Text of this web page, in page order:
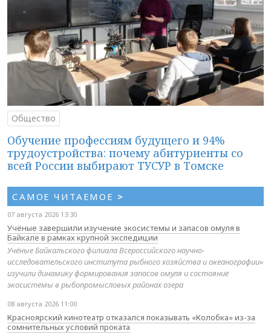
Общество
Обучение профессиям будущего и 94%
трудоустройства: почему абитуриенты со
всей России выбирают ТУСУР в Томске
САМОЕ ЧИТАЕМОЕ >
07 августа 2026 13:30
Учёные завершили изучение экосистемы и запасов омуля в
Байкале в рамках крупной экспедиции
Учёные Байкальского филиала Всероссийского научно-
исследовательского института рыбного хозяйства и океанографии»
изучили динамику формирования запасов омуля и состояние
экосистемы в рыбопромысловых районах озера
08 августа 2026 11:00
Красноярский кинотеатр отказался показывать «Колобка» из-за
сомнительных условий проката